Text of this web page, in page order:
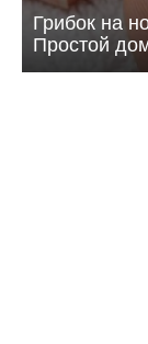
Грибок на
Простой